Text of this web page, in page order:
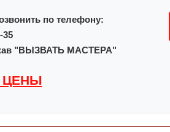
по телефону:
35
"ВЫЗВАТЬ МАСТЕРА"
ЦЕНЫ